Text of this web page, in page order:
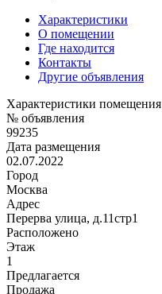
Характеристики
О помещении
Где находится
Контакты
Другие объявления
Характеристики помещения
№ объявления
99235
Дата размещения
02.07.2022
Город
Москва
Адрес
Перерва улица, д.11стр1
Расположено
Этаж
1
Предлагается
Продажа